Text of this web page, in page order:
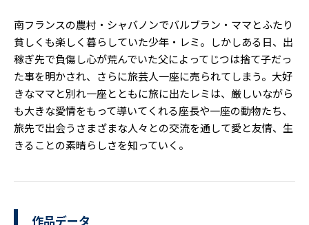
南フランスの農村・シャバノンでバルブラン・ママとふたり
貧しくも楽しく暮らしていた少年・レミ。しかしある日、出
稼ぎ先で負傷し心が荒んでいた父によってじつは捨て子だっ
た事を明かされ、さらに旅芸人一座に売られてしまう。大好
きなママと別れ一座とともに旅に出たレミは、厳しいながら
も大きな愛情をもって導いてくれる座長や一座の動物たち、
旅先で出会うさまざまな人々との交流を通して愛と友情、生
きることの素晴らしさを知っていく。
作品データ